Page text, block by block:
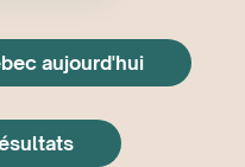
avec le
en
aujourd'hui